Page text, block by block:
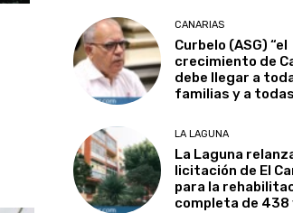
CANARIAS
Curbelo (ASG) “el
crecimiento de
debe llegar a
familias y a
LA LAGUNA
La Laguna
licitación de El
para la
completa de 438